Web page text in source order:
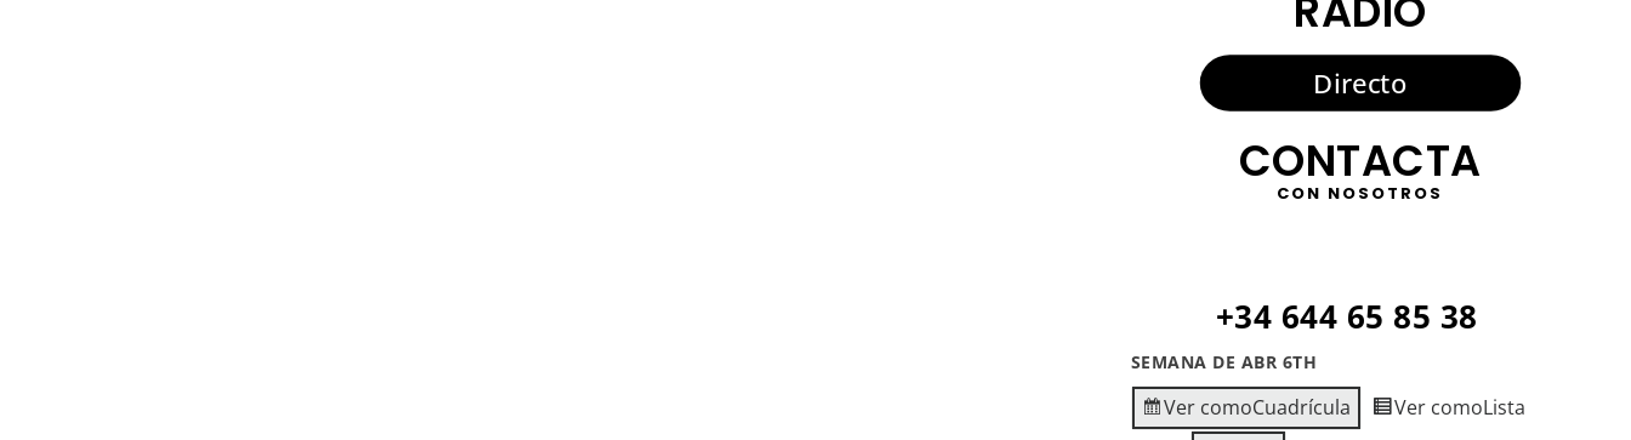
Directo
CONTACTA
CON NOSOTROS
+34 644 65 85 38
SEMANA DE ABR 6TH
Ver comoCuadrícula Ver comoLista